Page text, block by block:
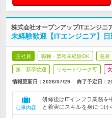
株式会社オープンアップITエンジニ
未経験歓迎【ITエンジニア】
正社員 職種・業種未経験OK 急募
第二新卒歓迎 リモートワーク可
情報更新日：2026/07/29 終了予定日：
仕事内容
研修後はITインフラ業務を
と着実にスキルを身につけ